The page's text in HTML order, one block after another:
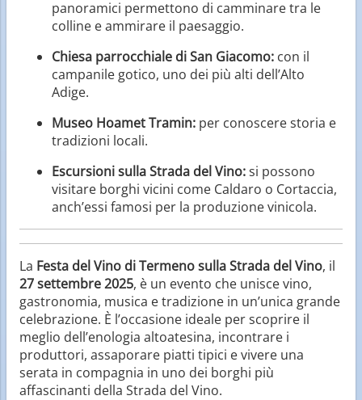
panoramici permettono di camminare tra le
colline e ammirare il paesaggio.
Chiesa parrocchiale di San Giacomo: con il
campanile gotico, uno dei più alti dell’Alto
Adige.
Museo Hoamet Tramin: per conoscere storia e
tradizioni locali.
Escursioni sulla Strada del Vino:si possono
visitare borghi vicini come Caldaro o Cortaccia,
anch’essi famosi per la produzione vinicola.
La Festa del Vino di Termeno sulla Strada del Vino, il
27 settembre 2025, è un evento che unisce vino,
gastronomia, musica e tradizione in un’unica grande
celebrazione. È l’occasione ideale per scoprire il
meglio dell’enologia altoatesina, incontrare i
produttori, assaporare piatti tipici e vivere una
serata in compagnia in uno dei borghi più
affascinanti della Strada del Vino.